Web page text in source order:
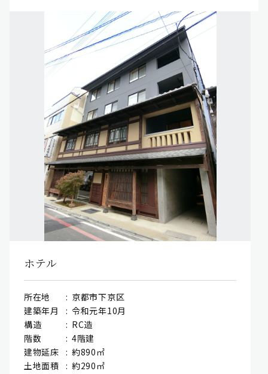
ホテル
所在地
京都市下京区
建築年月
令和元年10月
構造
RC造
階数
4階建
建物延床
約890㎡
土地面積
約290㎡